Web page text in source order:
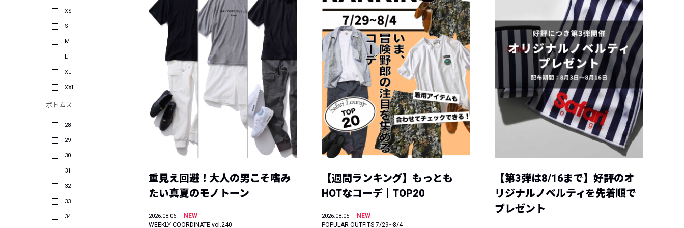
XS
S
M
L
XL
XXL
ボトムス
28
29
30
31
32
33
34
重見え回避！大人の男こそ嗜み
たい真夏のモノトーン
2026.08.06
NEW
WEEKLY COORDINATE vol.240
【週間ランキング】もっとも
HOTなコーデ｜TOP20
2026.08.05
NEW
POPULAR OUTFITS 7/29~8/4
【第3弾は8/16まで】好評のオ
リジナルノベルティを先着順で
プレゼント